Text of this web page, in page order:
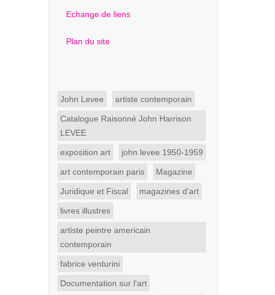
Echange de liens
Plan du site
John Levee artiste contemporain
Catalogue Raisonné John Harrison
LEVEE
exposition art john levee 1950-1959
art contemporain paris Magazine
Juridique et Fiscal magazines d'art
livres illustres
artiste peintre americain
contemporain
fabrice venturini
Documentation sur l'art